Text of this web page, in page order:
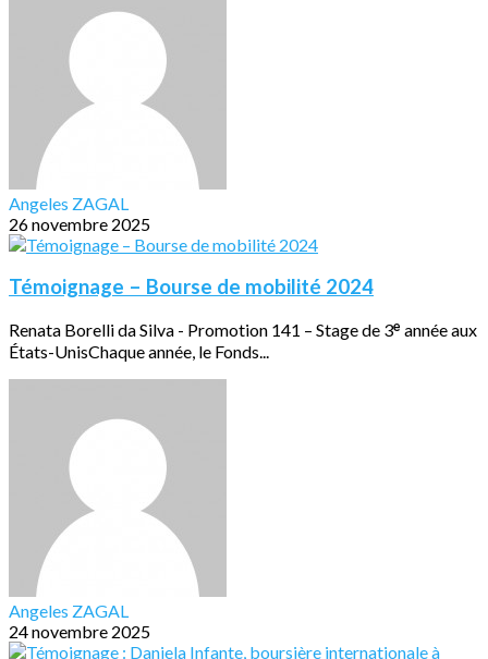
Angeles ZAGAL
26 novembre 2025
Témoignage – Bourse de mobilité 2024
Renata Borelli da Silva - Promotion 141 – Stage de 3ᵉ année aux
États-UnisChaque année, le Fonds...
Angeles ZAGAL
24 novembre 2025